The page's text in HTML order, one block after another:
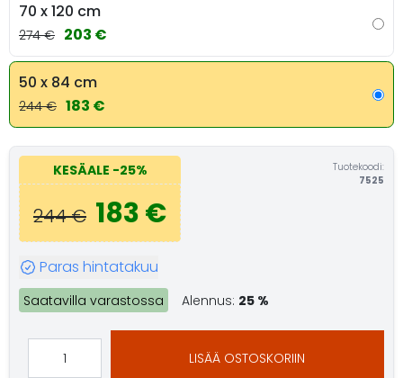
70 x 120 cm
274 € 203 €
50 x 84 cm
244 € 183 €
KESÄALE -25%
244 € 183 €
Tuotekoodi:
7525
Paras hintatakuu
Saatavilla varastossa Alennus: 25 %
LISÄÄ OSTOSKORIIN